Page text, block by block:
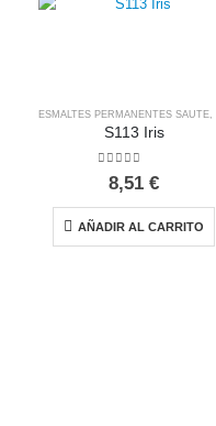
ESMALTES PERMANENTES SAUTE,
S113 Iris
out of 5
8,51 €
AÑADIR AL CARRITO